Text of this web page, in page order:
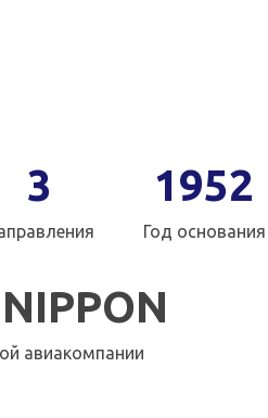
3 1952
Год основания
авиакомпании